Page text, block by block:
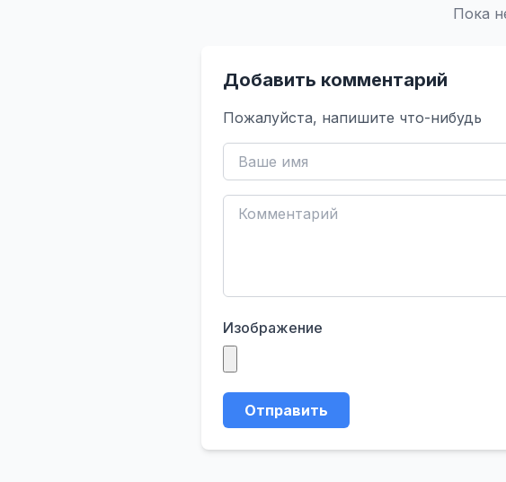
Пока
Добавить комментарий
Пожалуйста, напишите что-нибудь
Изображение
Отправить